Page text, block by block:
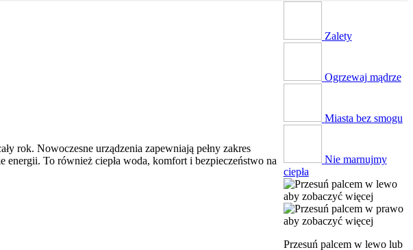
rok. Nowoczesne urządzenia zapewniają pełny zakres
To również ciepła woda, komfort i bezpieczeństwo na
Zalety
Ogrzewaj mądrze
Miasta bez smogu
Nie marnujmy
ciepła
Przesuń palcem w lewo lub